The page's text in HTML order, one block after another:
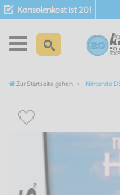
Konsolenkost ist 20!
Zur Startseite gehen Nintendo